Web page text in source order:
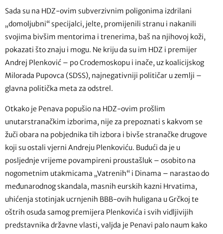
Sada su na HDZ-ovim subverzivnim poligonima izdrilani
„domoljubni“ specijalci, jelte, promijenili stranu i nakanili
svojima bivšim mentorima i trenerima, baš na njihovoj koži,
pokazati što znaju i mogu. Ne kriju da su im HDZ i premijer
Andrej Plenković – po Crodemoskopu i inače, uz koalicijskog
Milorada Pupovca (SDSS), najnegativniji političar u zemlji –
glavna politička meta za odstrel.
Otkako je Penava popušio na HDZ-ovim prošlim
unutarstranačkim izborima, nije za prepoznati s kakvom se
žuči obara na pobjednika tih izbora i bivše stranačke drugove
koji su ostali vjerni Andreju Plenkoviću. Budući da je u
posljednje vrijeme povampireni proustašluk – osobito na
nogometnim utakmicama „Vatrenih“ i Dinama – narastao do
međunarodnog skandala, masnih eurskih kazni Hrvatima,
uhićenja stotinjak ucrnjenih BBB-ovih huligana u Grčkoj te
oštrih osuda samog premijera Plenkovića i svih vidljivijih
predstavnika državne vlasti, valjda je Penavi palo naum kako